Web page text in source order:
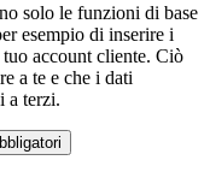
solo le funzioni di base
esempio di inserire i
account cliente. Ciò
a te e che i dati
a terzi.